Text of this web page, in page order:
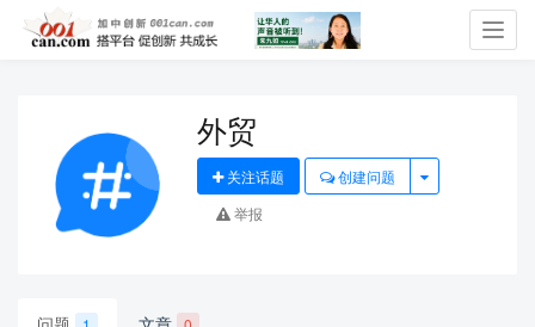
外贸
关注话题
创建问题
举报